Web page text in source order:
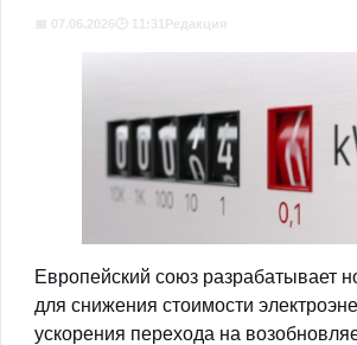
📅 07.06.2026🕒 11:31 Редакция
Европейский союз разрабатывает
для снижения стоимости
ускорения перехода на